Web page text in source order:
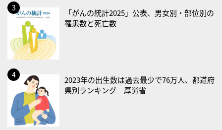
・不眠の日
・乳酸菌の日
2026/08/25(火)
・いたわり肌の日
2026/08/26(水)
・風呂の日
2026/08/29(土)
・筋肉強化の日
「がんの統計2025」公表、男女別・部位別の
罹患数と死亡数
2023年の出生数は過去最少で76万人、都道府
県別ランキング 厚労省